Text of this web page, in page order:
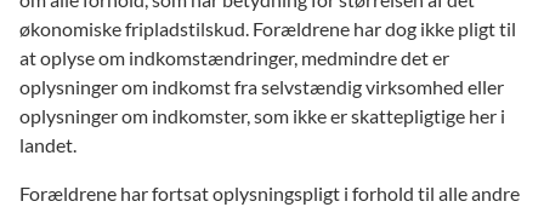
økonomiske fripladstilskud. Forældrene har dog ikke pligt til
at oplyse om indkomstændringer, medmindre det er
oplysninger om indkomst fra selvstændig virksomhed eller
oplysninger om indkomster, som ikke er skattepligtige her i
landet.
Forældrene har fortsat oplysningspligt i forhold til alle andre